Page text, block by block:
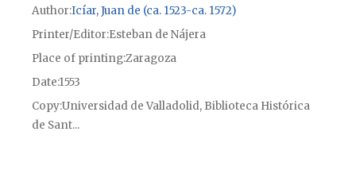
Author Icíar, Juan de (ca. 1523-ca. 1572)
Printer/Editor Esteban de Nájera
Place of printingZaragoza
Date1553
CopyUniversidad de Valladolid, Biblioteca Histórica
de Sant...